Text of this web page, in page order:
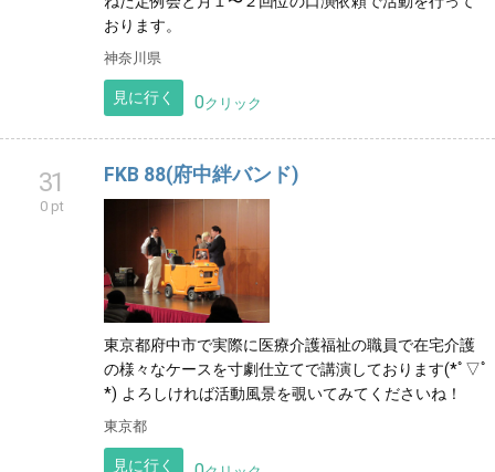
おります。
神奈川県
見に行く 0クリック
31
0 pt
FKB 88(府中絆バンド)
東京都府中市で実際に医療介護福祉の職員で在宅介護
の様々なケースを寸劇仕立てで講演しております(*ﾟ▽ﾟ
*) よろしければ活動風景を覗いてみてくださいね！
東京都
見に行く